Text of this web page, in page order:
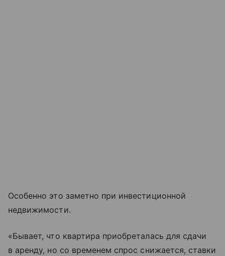
Особенно это заметно при инвестиционной
недвижимости.
«Бывает, что квартира приобреталась для сдачи
в аренду, но со временем спрос снижается, ставки